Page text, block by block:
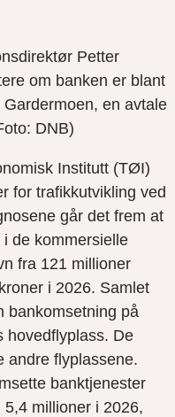
Petter
om banken er blant
en avtale
DNB)
Institutt (TØI)
for trafikkutvikling ved
går det frem at
de kommersielle
fra 121 millioner
i 2026. Samlet
bankomsetning på
hovedflyplass. De
andre flyplassene.
banktjenester
millioner i 2026,